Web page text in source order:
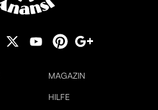
MAGAZIN
HILFE